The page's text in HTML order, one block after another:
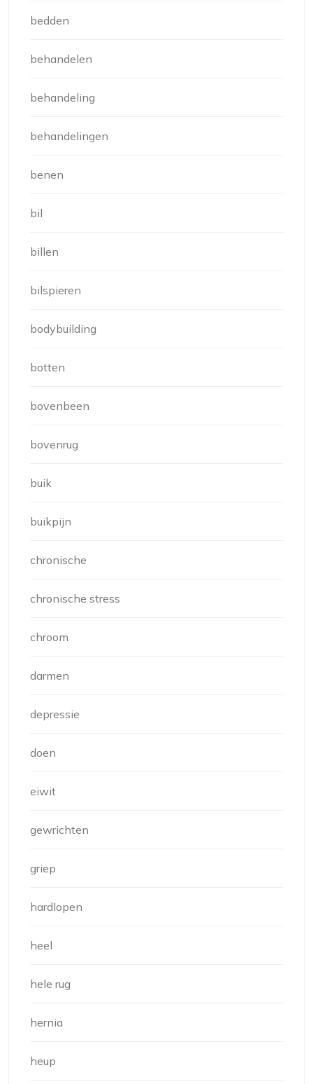
bedden
behandelen
behandeling
behandelingen
benen
bil
billen
bilspieren
bodybuilding
botten
bovenbeen
bovenrug
buik
buikpijn
chronische
chronische stress
chroom
darmen
depressie
doen
eiwit
gewrichten
griep
hardlopen
heel
hele rug
hernia
heup